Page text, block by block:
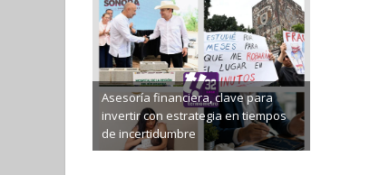
Asesoría financiera, clave para
invertir con estrategia en tiempos
de incertidumbre